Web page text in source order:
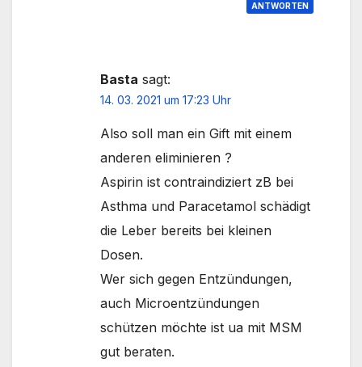
ANTWORTEN
Basta sagt:
14. 03. 2021 um 17:23 Uhr
Also soll man ein Gift mit einem
anderen eliminieren ?
Aspirin ist contraindiziert zB bei
Asthma und Paracetamol schädigt
die Leber bereits bei kleinen
Dosen.
Wer sich gegen Entzündungen,
auch Microentzündungen
schützen möchte ist ua mit MSM
gut beraten.